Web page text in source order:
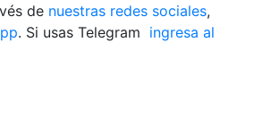
de nuestras redes sociales,
. Si usas Telegram ingresa al